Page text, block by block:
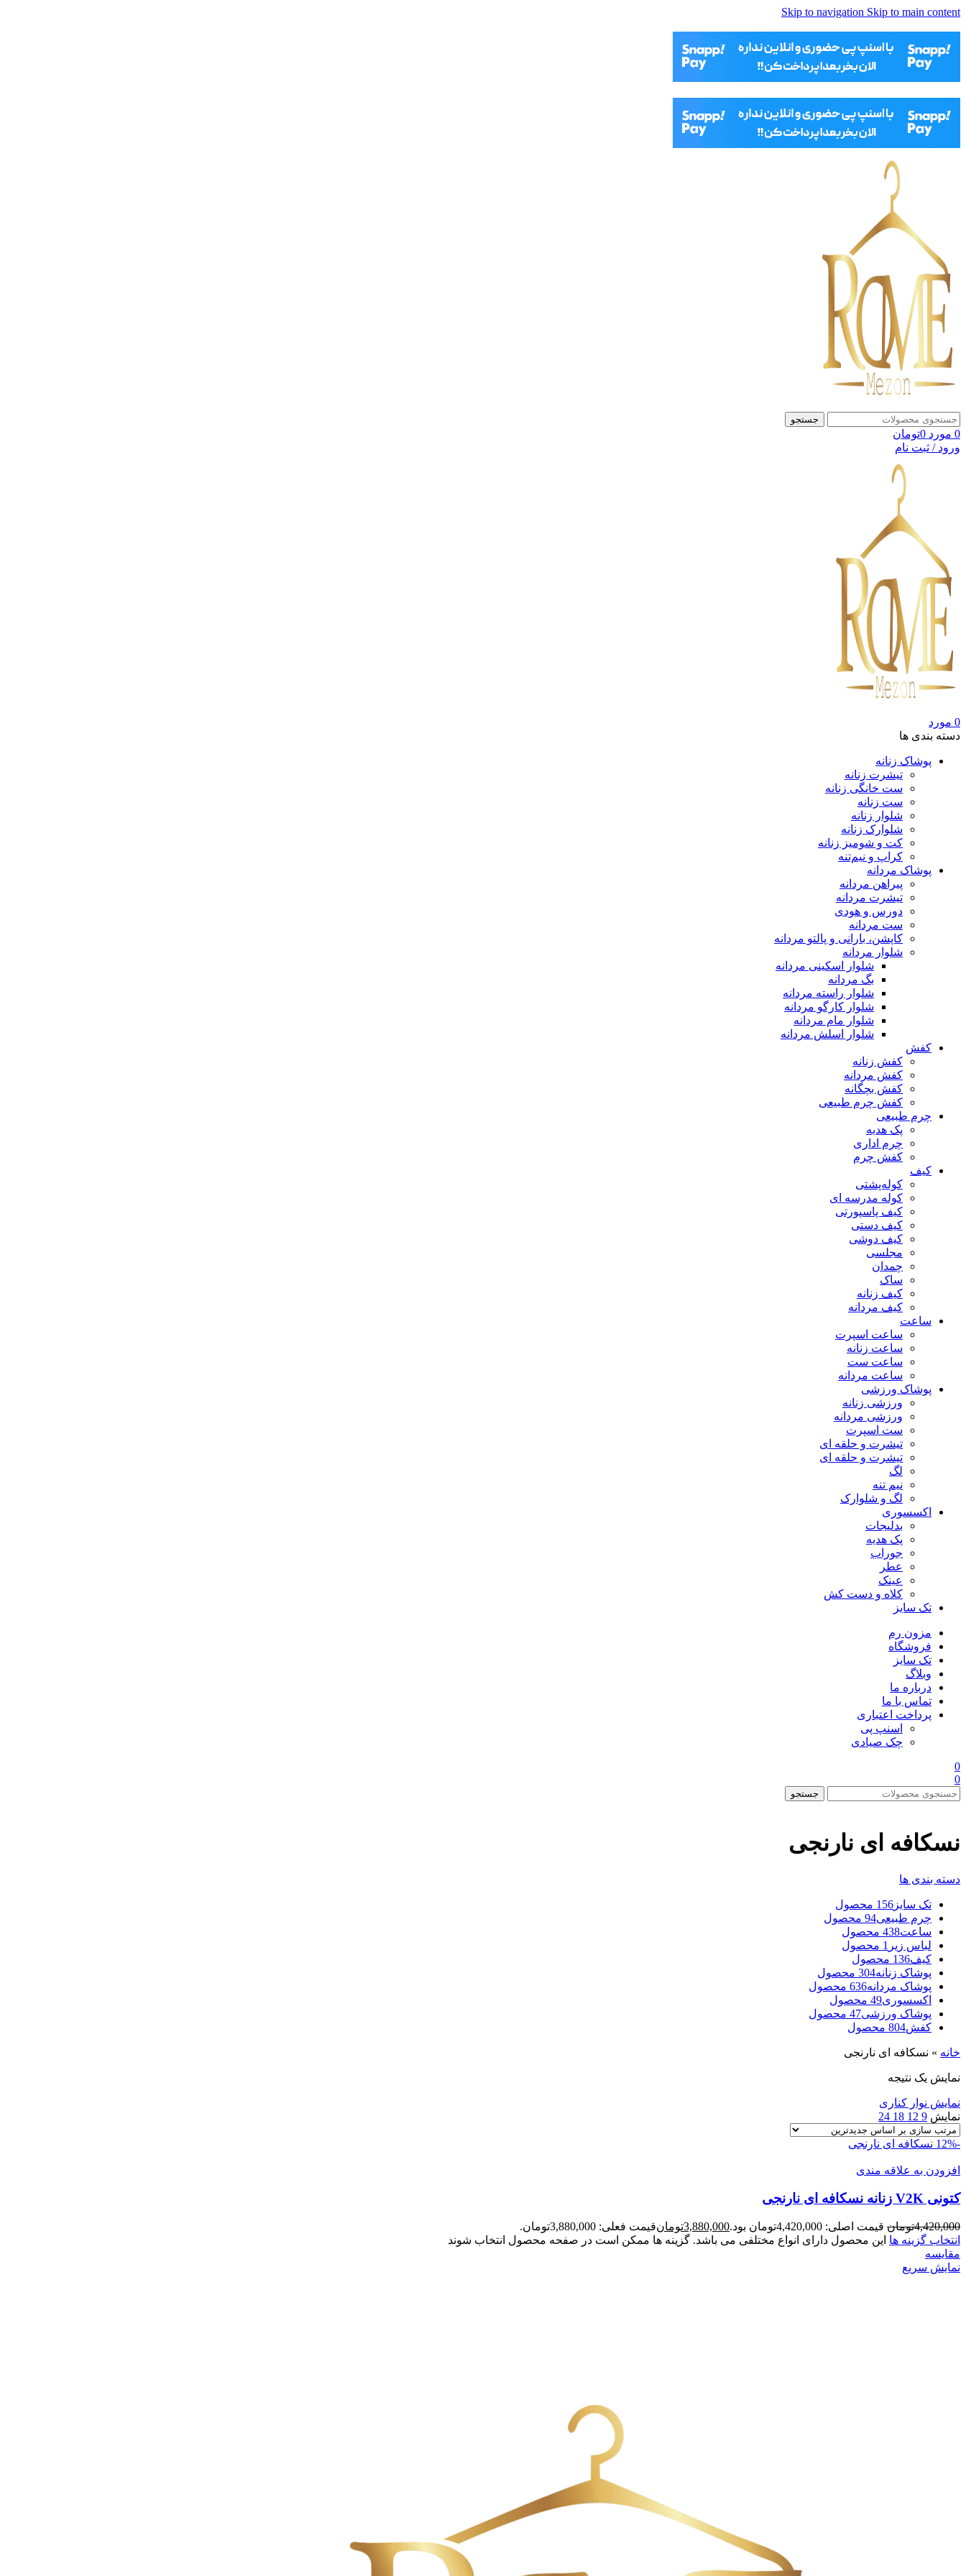
Skip to navigation Skip to main content
جستجو
0 مورد 0تومان
ورود / ثبت نام
0 مورد
دسته بندی ها
پوشاک زنانه
تیشرت زنانه
ست خانگی زنانه
ست زنانه
شلوار زنانه
شلوارک زنانه
کت و شومیز زنانه
کراپ و نیم‌تنه
پوشاک مردانه
پیراهن مردانه
تیشرت مردانه
دورس و هودی
ست مردانه
کاپشن، بارانی و پالتو مردانه
شلوار مردانه
شلوار اسکینی مردانه
بگ مردانه
شلوار راسته مردانه
شلوار کارگو مردانه
شلوار مام مردانه
شلوار اسلش مردانه
کفش
کفش زنانه
کفش مردانه
کفش بچگانه
کفش چرم طبیعی
چرم طبیعی
پک هدیه
چرم اداری
کفش چرم
کیف
کوله‌پشتی
کوله مدرسه ای
کیف پاسپورتی
کیف دستی
کیف دوشی
مجلسی
چمدان
ساک
کیف زنانه
کیف مردانه
ساعت
ساعت اسپرت
ساعت زنانه
ساعت ست
ساعت مردانه
پوشاک ورزشی
ورزشی زنانه
ورزشی مردانه
ست اسپرت
تیشرت و حلقه ای
تیشرت و حلقه ای
لگ
نیم تنه
لگ و شلوارک
اکسسوری
بدلیجات
پک هدیه
جوراب
عطر
عینک
کلاه و دست کش
تک سایز
مزون رم
فروشگاه
تک سایز
وبلاگ
درباره ما
تماس با ما
پرداخت اعتباری
اسنپ پی
چک صیادی
0
0
جستجو
نسکافه ای نارنجی
دسته بندی ها
تک سایز 156 محصول
چرم طبیعی94 محصول
ساعت438 محصول
لباس زیر 1 محصول
کیف136 محصول
پوشاک زنانه304 محصول
پوشاک مردانه636 محصول
اکسسوری49 محصول
پوشاک ورزشی47 محصول
کفش804 محصول
خانه » نسکافه ای نارنجی
نمایش یک نتیجه
نمایش نوار کناری
نمایش 9
12
18
24
-12% نسکافه ای نارنجی
افزودن به علاقه مندی
کتونی V2K زنانه نسکافه ای نارنجی
4,420,000تومان قیمت اصلی: 4,420,000تومان بود. 3,880,000تومانقیمت فعلی: 3,880,000تومان.
انتخاب گزینه ها این محصول دارای انواع مختلفی می باشد. گزینه ها ممکن است در صفحه محصول انتخاب شوند
مقايسه
نمایش سریع